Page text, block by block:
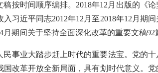
稿按时间顺序编排。2018年12月出版的《
习近平同志2012年12月至2018年12月期
月期间关于坚持全面深化改革的重要文稿
民事业大踏步赶上时代的重要法宝。党的
国改革开放全新局面，具有划时代意义。